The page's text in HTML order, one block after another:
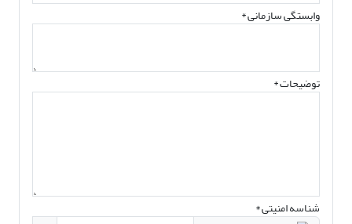
وابستگی سازمانی *
توضیحات *
شناسه امنیتی *